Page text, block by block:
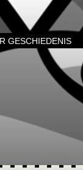
GESCHIEDENIS